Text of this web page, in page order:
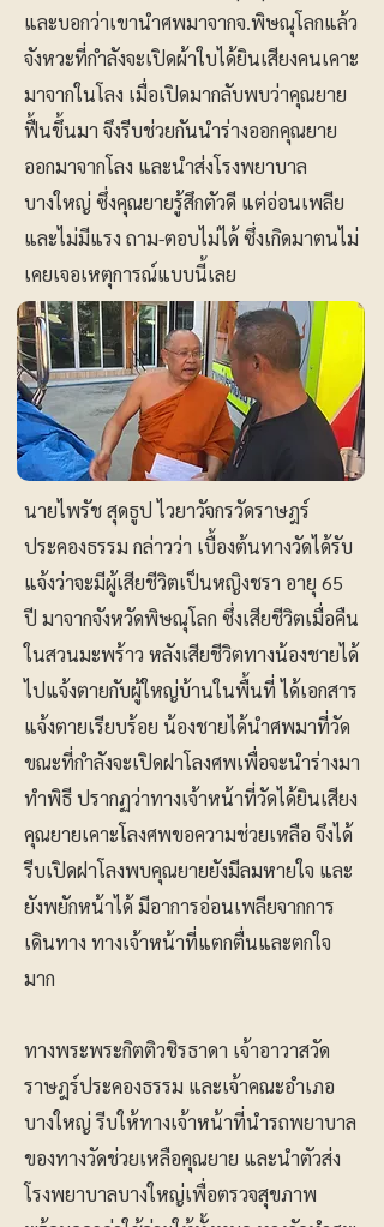
และบอกว่าเขานำศพมาจากจ.พิษณุโลกแล้ว
จังหวะที่กำลังจะเปิดผ้าใบได้ยินเสียงคนเคาะ
มาจากในโลง เมื่อเปิดมากลับพบว่าคุณยาย
ฟื้นขึ้นมา จึงรีบช่วยกันนำร่างออกคุณยาย
ออกมาจากโลง และนำส่งโรงพยาบาล
บางใหญ่ ซึ่งคุณยายรู้สึกตัวดี แต่อ่อนเพลีย
และไม่มีแรง ถาม-ตอบไม่ได้ ซึ่งเกิดมาตนไม่
เคยเจอเหตุการณ์แบบนี้เลย
นายไพรัช สุดธูป ไวยาวัจกรวัดราษฎร์
ประคองธรรม กล่าวว่า เบื้องต้นทางวัดได้รับ
แจ้งว่าจะมีผู้เสียชีวิตเป็นหญิงชรา อายุ 65
ปี มาจากจังหวัดพิษณุโลก ซึ่งเสียชีวิตเมื่อคืน
ในสวนมะพร้าว หลังเสียชีวิตทางน้องชายได้
ไปแจ้งตายกับผู้ใหญ่บ้านในพื้นที่ ได้เอกสาร
แจ้งตายเรียบร้อย น้องชายได้นำศพมาที่วัด
ขณะที่กำลังจะเปิดฝาโลงศพเพื่อจะนำร่างมา
ทำพิธี ปรากฏว่าทางเจ้าหน้าที่วัดได้ยินเสียง
คุณยายเคาะโลงศพขอความช่วยเหลือ จึงได้
รีบเปิดฝาโลงพบคุณยายยังมีลมหายใจ และ
ยังพยักหน้าได้ มีอาการอ่อนเพลียจากการ
เดินทาง ทางเจ้าหน้าที่แตกตื่นและตกใจ
มาก
ทางพระพระกิตติวชิรธาดา เจ้าอาวาสวัด
ราษฎร์ประคองธรรม และเจ้าคณะอำเภอ
บางใหญ่ รีบให้ทางเจ้าหน้าที่นำรถพยาบาล
ของทางวัดช่วยเหลือคุณยาย และนำตัวส่ง
โรงพยาบาลบางใหญ่เพื่อตรวจสุขภาพ